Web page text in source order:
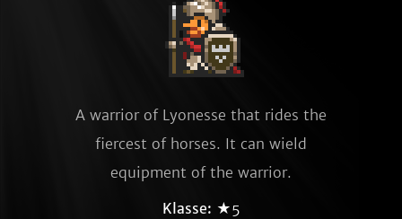
A warrior of Lyonesse that rides the
fiercest of horses. It can wield
equipment of the warrior.
Klasse: ★5